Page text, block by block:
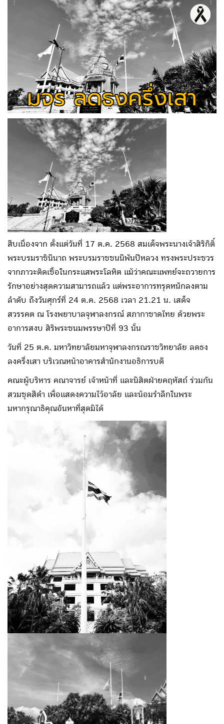
สืบเนื่องจาก ตั้งแต่วันที่ 17 ต.ค. 2568 สมเด็จพระนางเจ้าสิริกิติ์
พระบรมราชินีนาถ พระบรมราชชนนีพันปีหลวง ทรงพระประชวร
จากภาวะติดเชื้อในกระแสพระโลหิต แม้ว่าคณะแพทย์จะถวายการ
รักษาอย่างสุดความสามารถแล้ว แต่พระอาการทรุดหนักลงตาม
ลำดับ ถึงวันศุกร์ที่ 24 ต.ค. 2568 เวลา 21.21 น. เสด็จ
สวรรคต ณ โรงพยาบาลจุฬาลงกรณ์ สภากาชาดไทย ด้วยพระ
อาการสงบ สิริพระชนมพรรษาปีที่ 93 นั้น
วันที่ 25 ต.ค. มหาวิทยาลัยมหาจุฬาลงกรณราชวิทยาลัย ลดธง
ลงครึ่งเสา บริเวณหน้าอาคารสำนักงานอธิการบดี
คณะผู้บริหาร คณาจารย์ เจ้าหน้าที่ และนิสิตฝ่ายคฤหัสถ์ ร่วมกัน
สวมชุดสีดำ เพื่อแสดงความไว้อาลัย และน้อมรำลึกในพระ
มหากรุณาธิคุณอันหาที่สุดมิได้